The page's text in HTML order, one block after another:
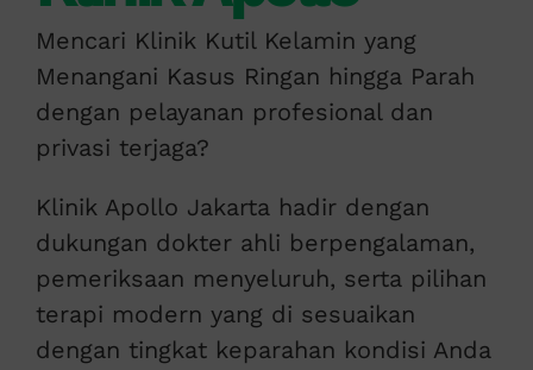
Mencari Klinik Kutil Kelamin yang
Menangani Kasus Ringan hingga Parah
dengan pelayanan profesional dan
privasi terjaga?
Klinik Apollo Jakarta hadir dengan
dukungan dokter ahli berpengalaman,
pemeriksaan menyeluruh, serta pilihan
terapi modern yang di sesuaikan
dengan tingkat keparahan kondisi Anda